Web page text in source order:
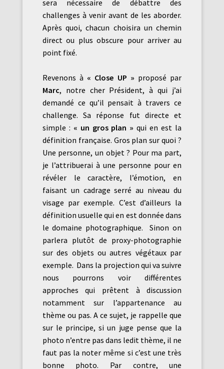
sera nécessaire de débattre des
challenges à venir avant de les aborder.
Après quoi, chacun choisira un chemin
direct ou plus obscure pour arriver au
point fixé.
Revenons à « Close UP » proposé par
Marc, notre cher Président, à qui j’ai
demandé ce qu’il pensait à travers ce
challenge. Sa réponse fut directe et
simple : « un gros plan » qui en est la
définition française. Gros plan sur quoi ?
Une personne, un objet ? Pour ma part,
je l’attribuerai à une personne pour en
révéler le caractère, l’émotion, en
faisant un cadrage serré au niveau du
visage par exemple. C’est d’ailleurs la
définition usuelle qui en est donnée dans
le domaine photographique. Sinon on
parlera plutôt de proxy-photographie
sur des objets ou autres végétaux par
exemple. Dans la projection qui va suivre
nous pourrons voir différentes
approches qui prêtent à discussion
notamment sur l’appartenance au
thème ou pas. A ce sujet, je rappelle que
sur le principe, si un juge pense que la
photo n’entre pas dans ledit thème, il ne
faut pas la noter même si c’est une très
bonne photo. Par contre, une